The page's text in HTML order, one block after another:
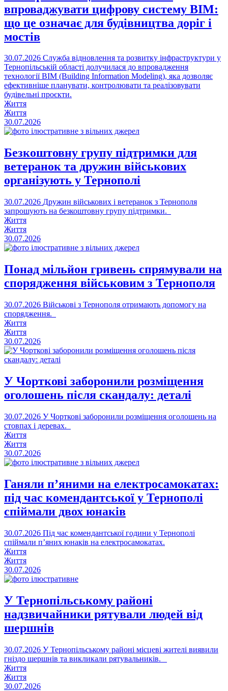
впроваджувати цифрову систему BIM:
що це означає для будівництва доріг і
мостів
30.07.2026 Служба відновлення та розвитку інфраструктури у
Тернопільській області долучилася до впровадження
технології BIM (Building Information Modeling), яка дозволяє
ефективніше планувати, контролювати та реалізовувати
будівельні проєкти.
Життя
Життя
30.07.2026
Безкоштовну групу підтримки для
ветеранок та дружин військових
організують у Тернополі
30.07.2026 Дружин військових і ветеранок з Тернополя
запрошують на безкоштовну групу підтримки.
Життя
Життя
30.07.2026
Понад мільйон гривень спрямували на
спорядження військовим з Тернополя
30.07.2026 Військові з Тернополя отримають допомогу на
спорядження.
Життя
Життя
30.07.2026
У Чорткові заборонили розміщення
оголошень після скандалу: деталі
30.07.2026 У Чорткові заборонили розміщення оголошень на
стовпах і деревах.
Життя
Життя
30.07.2026
Ганяли п’яними на електросамокатах:
під час комендантської у Тернополі
спіймали двох юнаків
30.07.2026 Під час комендантської години у Тернополі
спіймали п’яних юнаків на електросамокатах.
Життя
Життя
30.07.2026
У Тернопільському районі
надзвичайники рятували людей від
шершнів
30.07.2026 У Тернопільському районі місцеві жителі виявили
гніздо шершнів та викликали рятувальників.
Життя
Життя
30.07.2026